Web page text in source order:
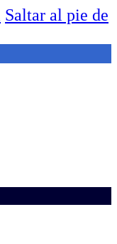
Saltar al pie de